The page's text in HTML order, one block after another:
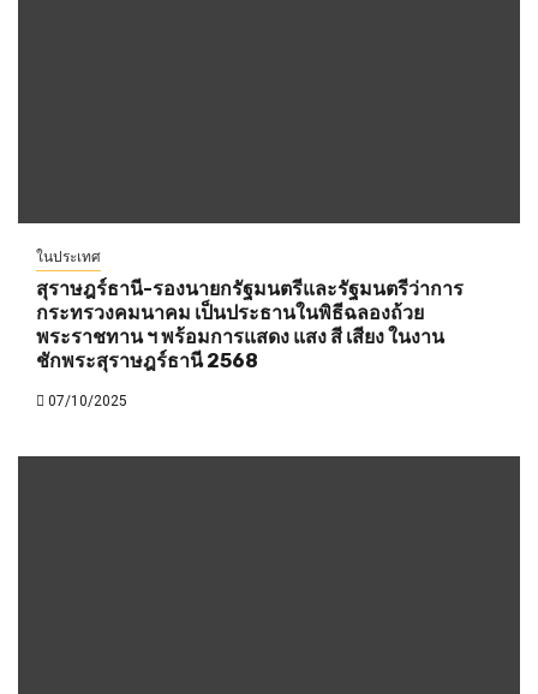
ในประเทศ
สุราษฎร์ธานี-รองนายกรัฐมนตรีและรัฐมนตรีว่าการ
กระทรวงคมนาคม เป็นประธานในพิธีฉลองถ้วย
พระราชทาน ฯ พร้อมการแสดง แสง สี เสียง ในงาน
ชักพระสุราษฎร์ธานี 2568
07/10/2025